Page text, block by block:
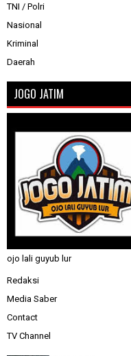
TNI / Polri
Nasional
Kriminal
Daerah
JOGO JATIM
ojo lali guyub lur
Redaksi
Media Saber
Contact
TV Channel